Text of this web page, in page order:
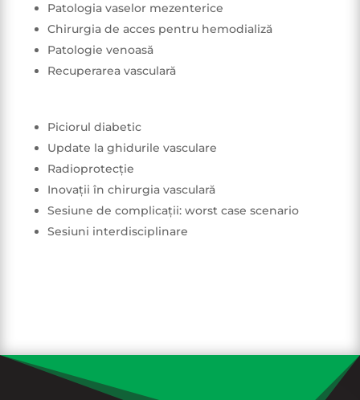
Patologia vaselor mezenterice
Chirurgia de acces pentru hemodializă
Patologie venoasă
Recuperarea vasculară
Piciorul diabetic
Update la ghidurile vasculare
Radioprotecție
Inovații în chirurgia vasculară
Sesiune de complicații: worst case scenario
Sesiuni interdisciplinare